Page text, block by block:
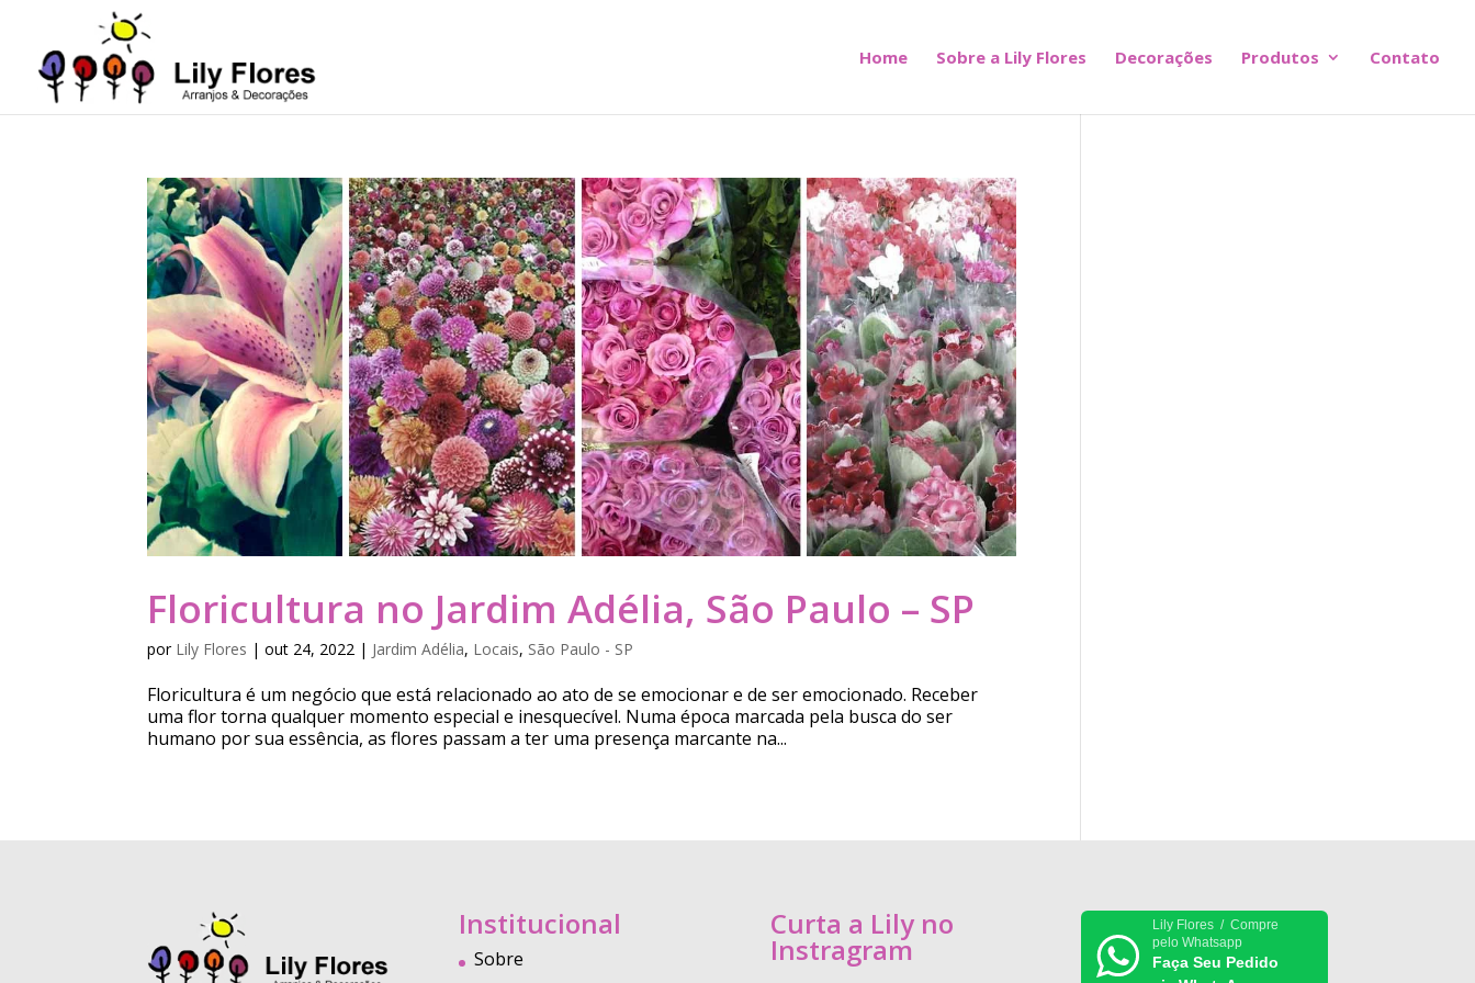
Home Sobre a Lily Flores Decorações Produtos Contato
Floricultura no Jardim Adélia, São Paulo – SP
por Lily Flores |out 24, 2022 | Jardim Adélia, Locais, São Paulo - SP
Floricultura é um negócio que está relacionado ao ato de se emocionar e de ser emocionado. Receber
uma flor torna qualquer momento especial e inesquecível. Numa época marcada pela busca do ser
humano por sua essência, as flores passam a ter uma presença marcante na...
Institucional
Sobre
Curta a Lily no
Instragram
Lily Flores / Compre
pelo Whatsapp
Faça Seu Pedido